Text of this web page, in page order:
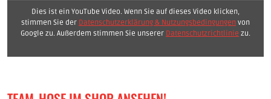
Dies ist ein YouTube Video. Wenn Sie auf dieses Video klicken,
stimmen Sie der Datenschutzerklärung & Nutzungsbedingungen von
Google zu. Außerdem stimmen Sie unserer Datenschutzrichtlinie zu.